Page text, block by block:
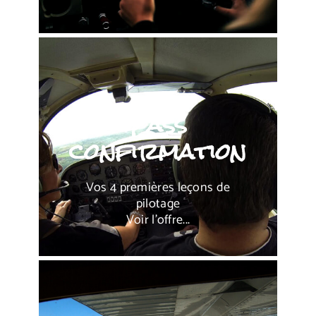
À PARTIR DE
290,00 €
Pour 1 personne
Voir l'offre
RÉSERVATION
Pass
confirmation
Vos 4 premières leçons de
pilotage
Voir l'offre...
À PARTIR DE